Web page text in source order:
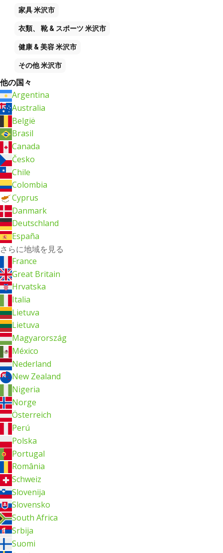
家具米沢市
衣類、 靴 & スポーツ 米沢市
健康 & 美容米沢市
その他米沢市
他の国々
Argentina
Australia
België
Brasil
Canada
Česko
Chile
Colombia
Cyprus
Danmark
Deutschland
España
さらに地域を見る
France
Great Britain
Hrvatska
Italia
Lietuva
Lietuva
Magyarország
México
Nederland
New Zealand
Nigeria
Norge
Österreich
Perú
Polska
Portugal
România
Schweiz
Slovenija
Slovensko
South Africa
Srbija
Suomi